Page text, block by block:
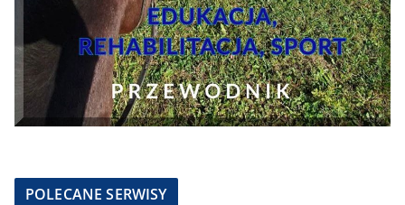
POLECANE SERWISY